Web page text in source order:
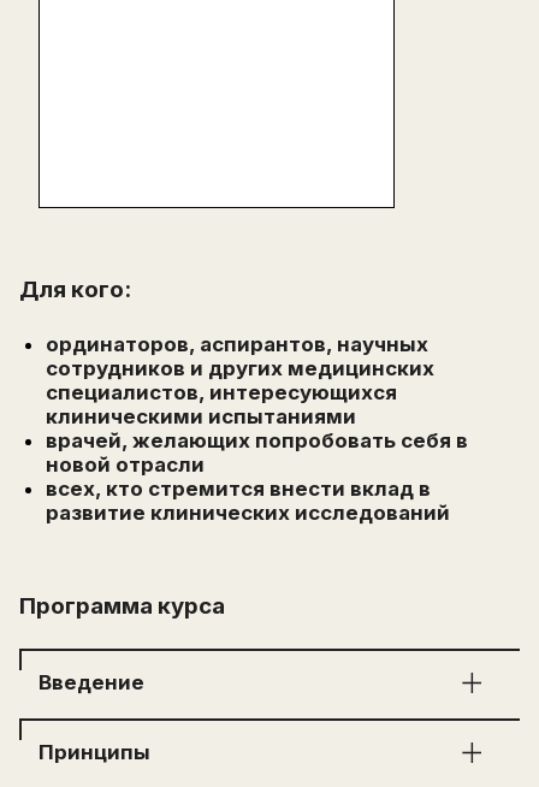
Для кого:
ординаторов, аспирантов, научных
сотрудников и других медицинских
специалистов, интересующихся
клиническими испытаниями
врачей, желающих попробовать себя в
новой отрасли
всех, кто стремится внести вклад в
развитие клинических исследований
Программа курса
Введение
Введение
Принципы